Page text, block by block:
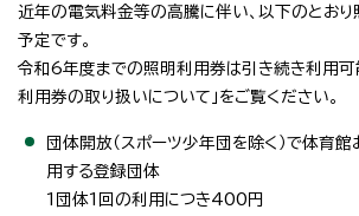
近年の電気料金等の高騰に伴い、以下のとお
予定です。
令和6年度までの照明利用券は引き続き利用可
利用券の取り扱いについて」をご覧ください。
団体開放（スポーツ少年団を除く）で体育館
用する登録団体
1団体1回の利用につき400円